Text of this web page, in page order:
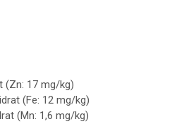
(Zn: 17 mg/kg)
(Fe: 12 mg/kg)
(Mn: 1,6 mg/kg)